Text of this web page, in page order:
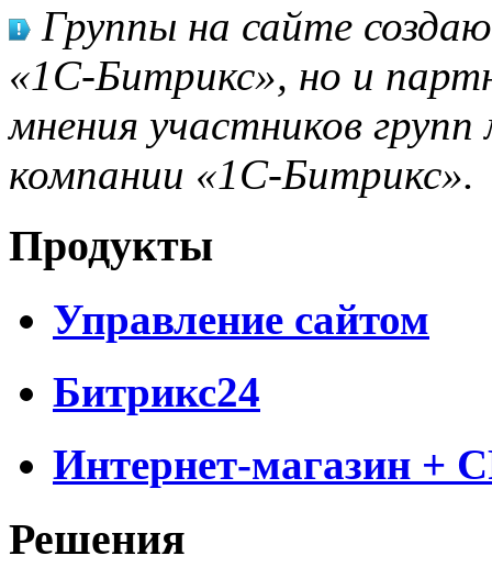
Группы на сайте
«1С-Битрикс», но и
мнения участников
компании «1С-Битрикс».
Продукты
Управление сайтом
Битрикс24
Интернет-магазин +
Решения